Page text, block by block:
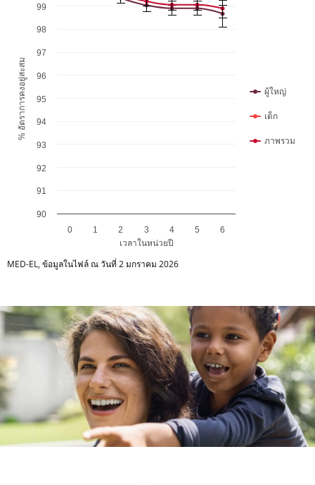
Combination chart with 6 data series.
The chart has 1 X axis displaying เวลาในหน่วยปี .
เวลาในหน่วยปี
% อัตราการคงอยู่สะสม ผู้ใหญ่
เด็ก
ภาพรวม
0 1 2 3 4 5 6
90
91
92
93
94
95
96
97
98
99
End of interactive chart.
MED-EL, ข้อมูลในไฟล์ ณ วันที่ 2 มกราคม 2026